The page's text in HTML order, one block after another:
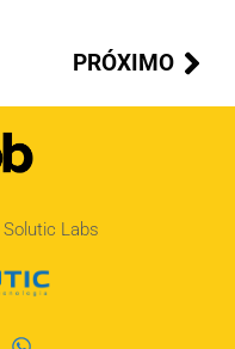
PRÓXIMO
Solutic Labs